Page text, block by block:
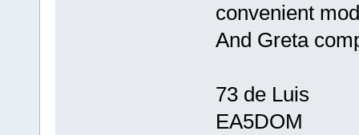
convenient
And Greta
73 de Luis
EA5DOM